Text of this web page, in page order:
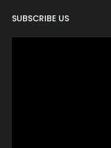
SUBSCRIBE US